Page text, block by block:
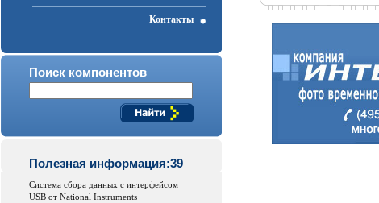
Контакты
Поиск компонентов
Полезная информация:39
Система сбора данных с интерфейсом
USB от National Instruments